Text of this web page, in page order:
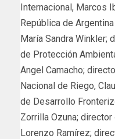
Internacional, Marcos
República de
María Sandra Winkler;
de Protección
Angel Camacho;
Nacional de Riego,
de Desarrollo
Zorrilla Ozuna;
Lorenzo Ramírez;